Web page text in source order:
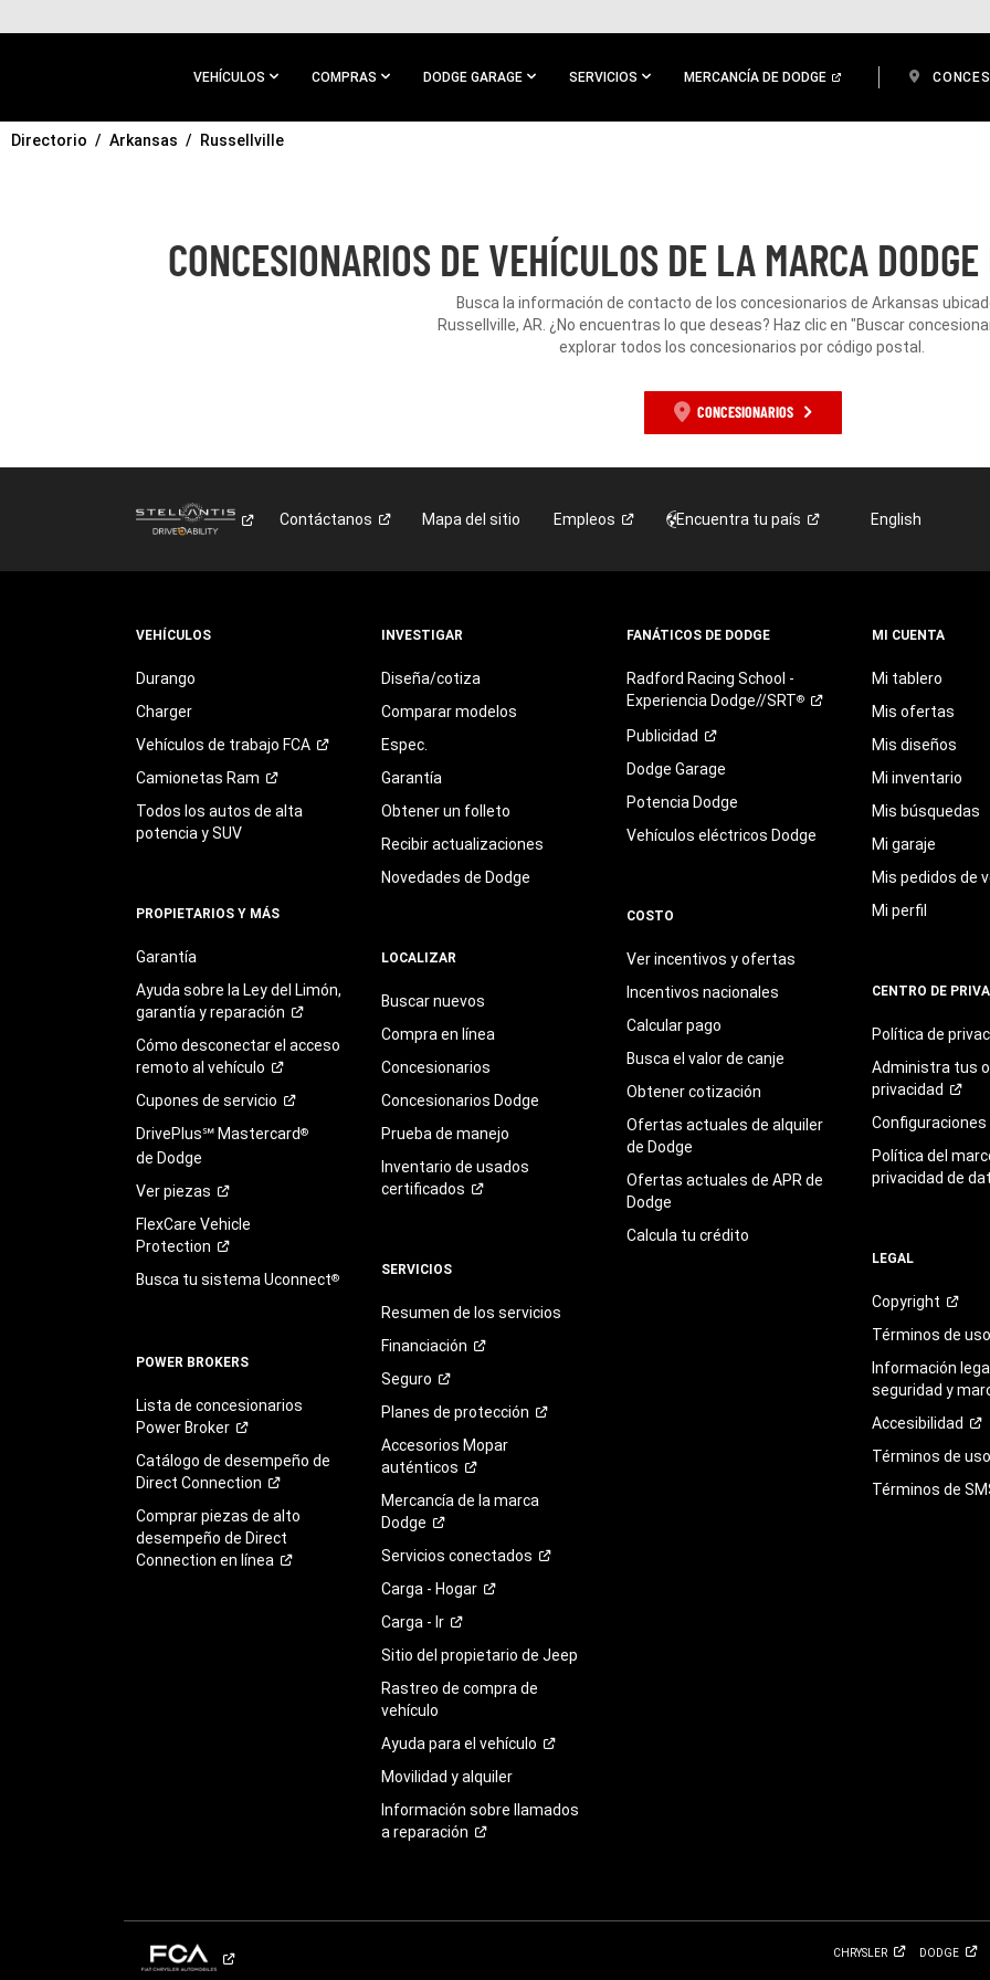
CONTENIDO
VEHÍCULOS COMPRAS DODGE GARAGE SERVICIOS MERCANCÍA DE DODGE
IR A
Directorio Arkansas Russellville
CONCESIONARIOS DE VEHÍCULOS DE LA MARCA
Busca la información de contacto de los concesionarios de Arkansas
Russellville, AR. ¿No encuentras lo que deseas? Haz clic en "Buscar
explorar todos los concesionarios por código postal.
CONCESIONARIOS
Contáctanos Mapa del sitio Empleos Encuentra tu país English
VEHÍCULOS
Durango
Charger
Vehículos de trabajo FCA
Camionetas Ram
Todos los autos de alta
potencia y SUV
PROPIETARIOS Y MÁS
Garantía
Ayuda sobre la Ley del Limón,
garantía yreparación
Cómo desconectar el acceso
remoto al vehículo
Cupones de servicio
DrivePlus℠ Mastercard®
de Dodge
Verpiezas
FlexCare Vehicle
Protection
Busca tu sistema Uconnect®
POWER BROKERS
Lista de concesionarios
Power Broker
Catálogo de desempeño de
Direct Connection
Comprar piezas de alto
desempeño de Direct
Connection en línea
INVESTIGAR
Diseña/cotiza
Comparar modelos
Espec.
Garantía
Obtener un folleto
Recibir actualizaciones
Novedades de Dodge
LOCALIZAR
Buscar nuevos
Compra en línea
Concesionarios
Concesionarios Dodge
Prueba de manejo
Inventario de usados
certificados
SERVICIOS
Resumen de los servicios
Financiación
Seguro
Planes de protección
Accesorios Mopar
auténticos
Mercancía de la marca
Dodge
Servicios conectados
Carga - Hogar
Carga - Ir
Sitio del propietario de Jeep
Rastreo de compra de
vehículo
Ayuda para el vehículo
Movilidad y alquiler
Información sobre llamados
a reparación
FANÁTICOS DE DODGE
Radford Racing School -
Experiencia Dodge//SRT®
Publicidad
Dodge Garage
Potencia Dodge
Vehículos eléctricos Dodge
COSTO
Ver incentivos y ofertas
Incentivos nacionales
Calcular pago
Busca el valor de canje
Obtener cotización
Ofertas actuales de alquiler
de Dodge
Ofertas actuales de APR de
Dodge
Calcula tu crédito
MI CUENTA
Mi tablero
Mis ofertas
Mis diseños
Mi inventario
Mis búsquedas
Mi garaje
Mis pedidos de
Mi perfil
CENTRO DE
Política de
Administra tus
privacidad
Configuraciones
Política del
privacidad de
LEGAL
Copyright
Términos deuso
Información
seguridad y
Accesibilidad
Términos de
Términos de
CHRYSLER DODGE